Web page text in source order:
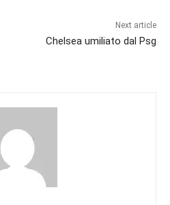
Next article
Chelsea umiliato dal Psg